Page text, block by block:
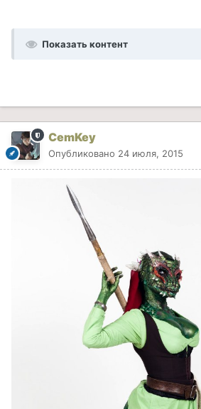
Показать контент
CemKey
Опубликовано 24 июля, 2015